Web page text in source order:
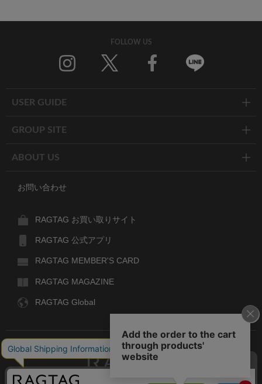
FOLLOW US
USER GUIDE
GROUP SITE
ABOUT US
お問い合わせ
RAGTAG お買い取りサイト
RAGTAG 公式アプリ
RAGTAG MEMBER'S CARD
RAGTAG MAGAZINE
RAGTAG Global
デザイナーズブランドのユーズド・セレクトショップ